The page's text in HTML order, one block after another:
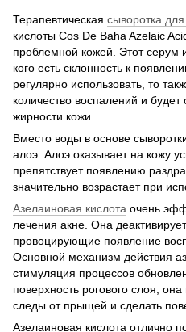
Терапевтическая сыворотка
кислоты Cos De Baha Azelaic
проблемной кожей. Этот серум
кого есть склонность к
регулярно использовать, то
количество воспалений и
жирности кожи.
Вместо воды в основе
алоэ. Алоэ оказывает на кожу
препятствует появлению
значительно возрастает при
Азелаиновая кислота очень
лечения акне. Она
провоцирующие появление
Основной механизм действия
стимуляция процессов
поверхность рогового слоя,
следы от прыщей и сделать
Азелаиновая кислота отлично